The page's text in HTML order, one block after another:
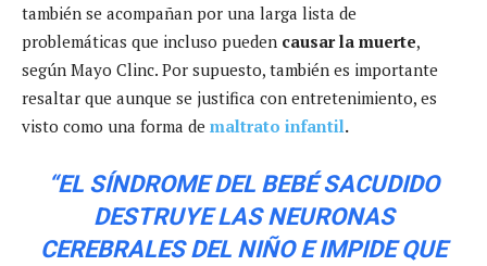
también se acompañan por una larga lista de
problemáticas que incluso pueden causar la muerte,
según Mayo Clinc. Por supuesto, también es importante
resaltar que aunque se justifica con entretenimiento, es
visto como una forma de maltrato infantil.
“EL SÍNDROME DEL BEBÉ SACUDIDO
DESTRUYE LAS NEURONAS
CEREBRALES DEL NIÑO E IMPIDE QUE